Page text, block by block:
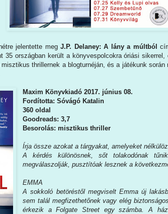
jelentette megJ.P. Delaney: A lány a múltból
35 országban került a könyvespolcokra óriási
thrillernek a blogturnéján, és a játékunk
Maxim Könyvkiadó 2017. június 08.
Fordította: Sóvágó Katalin
360 oldal
Goodreads: 3,7
Besorolás: misztikus thriller
Írja ​össze azokat a tárgyakat, amelyeket
A kérdés különösnek, sőt tolakodónak
megválaszolják, pusztítóak lesznek a
EMMA
A sokkoló betöréstől megviselt Emma új
sem talál megfizethetőnek vagy elég
érkezik a Folgate Street egy számba. A